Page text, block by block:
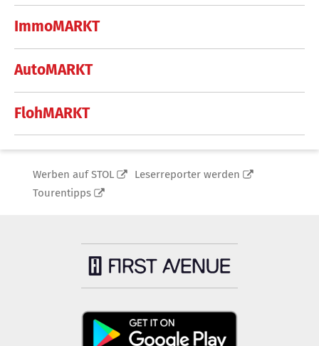
ImmoMARKT
AutoMARKT
FlohMARKT
Werben auf STOL
Leserreporter werden
Tourentipps